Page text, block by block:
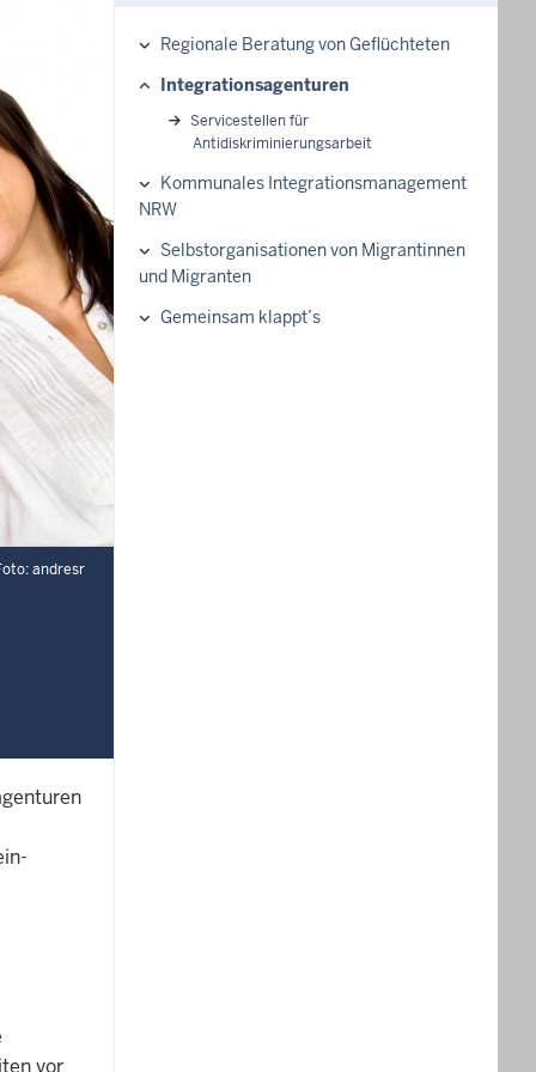
andresr
vor
Regionale Beratung von Geflüchteten
Integrationsagenturen
Servicestellen für
Antidiskriminierungsarbeit
Kommunales Integrationsmanagement
NRW
Selbstorganisationen von Migrantinnen
und Migranten
Gemeinsam klappt’s